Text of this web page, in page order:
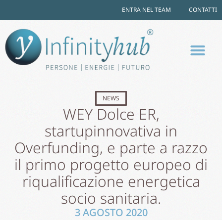
ENTRA NEL TEAM CONTATTI
NEWS
WEY Dolce ER,
startupinnovativa in
Overfunding, e parte a razzo
il primo progetto europeo di
riqualificazione energetica
socio sanitaria.
3 AGOSTO 2020